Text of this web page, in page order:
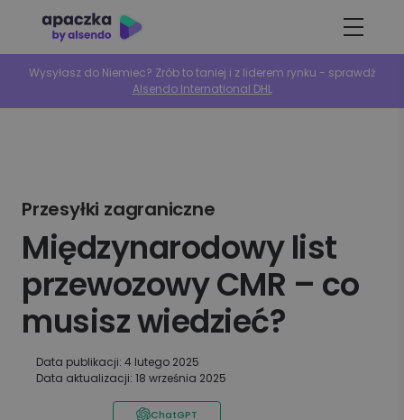
Wysyłasz do Niemiec? Zrób to taniej i z liderem rynku - sprawdź
Alsendo International DHL
Przesyłki zagraniczne
Międzynarodowy list
przewozowy CMR – co
musisz wiedzieć?
Data publikacji: 4 lutego 2025
Data aktualizacji: 18 września 2025
ChatGPT